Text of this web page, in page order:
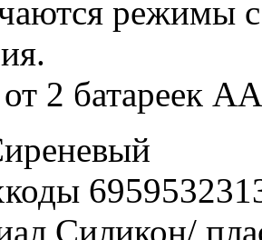
режимы
от 2 батареек
Силикон/